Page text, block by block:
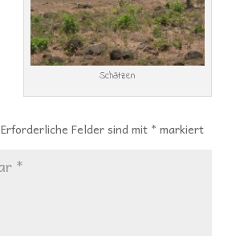
Schätzen
Erforderliche Felder sind mit * markiert